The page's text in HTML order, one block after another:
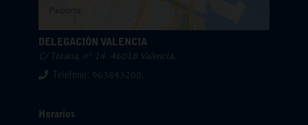
DELEGACIÓN VALENCIA
C/ Totana, nº 14. 46018 Valencia.
Teléfono: 963843200.
Horarios